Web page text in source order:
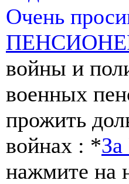
Очень
войны и
военных
прожить
войнах : *За
нажмите на